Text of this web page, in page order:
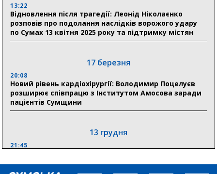
людям
11:00
Артем Кобзар вручив родинам 20 полеглих Героїв
19:38
Сумська клінічна лікарня Святого Пантелеймона
здобула головну відзнаку в медичній сфері України
13:22
Відновлення після трагедії: Леонід Ніколаєнко
розповів про подолання наслідків ворожого удару
по Сумах 13 квітня 2025 року та підтримку містян
17 березня
20:08
Новий рівень кардіохірургії: Володимир Поцелуєв
розширює співпрацю з Інститутом Амосова заради
пацієнтів Сумщини
13 грудня
21:45
збільшити завантаження стратегічних українських
виробників”, – нардеп Максим Гузенко